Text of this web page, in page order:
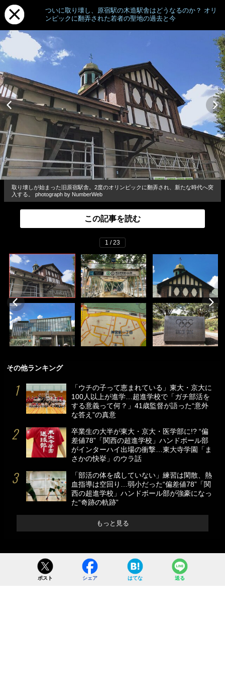
ついに取り壊し、原宿駅の木造駅舎はどうなるのか？ オリ
ンピックに翻弄された若者の聖地の過去と今
取り壊しが始まった旧原宿駅舎。2度のオリンピックに翻弄され、新たな時代へ突
入する。 photograph by NumberWeb
この記事を読む
1 / 23
その他ランキング
「ウチの子って恵まれている」東大・京大に
100人以上が進学…超進学校で「ガチ部活を
する意義って何？」41歳監督が語った“意外
な答え”の真意
卒業生の大半が東大・京大・医学部に!? “偏
差値78”「関西の超進学校」ハンドボール部
がインターハイ出場の衝撃…東大寺学園「ま
さかの快挙」のウラ話
「部活の体を成していない」練習は閑散、熱
血指導は空回り…弱小だった“偏差値78”「関
西の超進学校」ハンドボール部が強豪になっ
た“奇跡の軌跡”
もっと見る
ポスト シェア はてな 送る